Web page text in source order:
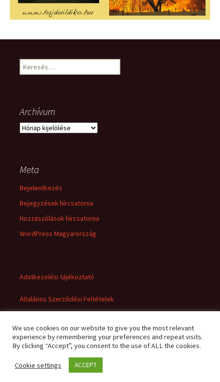
Keresés:
Archívum
Archívum
Meta
Bejelentkezés
Bejegyzések hírcsatorna
Hozzászólások hírcsatorna
WordPress Magyarország
Adatkezelési tájékoztató
Általános Szerződési Feltételek
Adatkezelési tájékoztató
We use cookies on our website to give you the most relevant
experience by remembering your preferences and repeat visits.
By clicking “Accept”, you consent to the use of ALL the cookies.
Cookie settings ACCEPT